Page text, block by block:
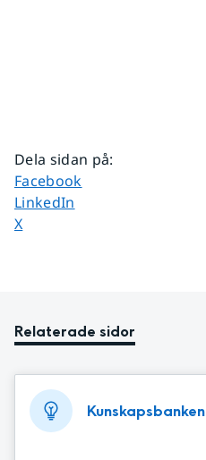
Dela sidan på:
Dela sidan på
Facebook
Dela sidan på
LinkedIn
Dela sidan på
X
Relaterade sidor
Kunskapsbanken